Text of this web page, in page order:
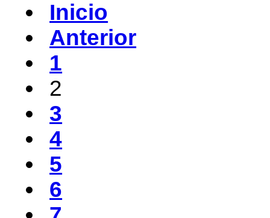
Inicio
Anterior
1
2
3
4
5
6